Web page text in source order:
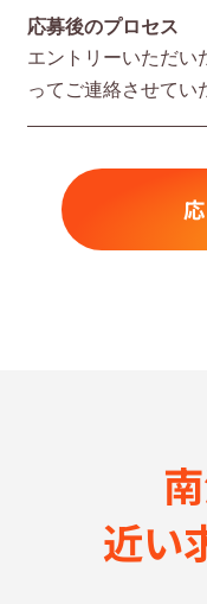
応募後のプロセス
エントリーいただい
ってご連絡させてい
近い